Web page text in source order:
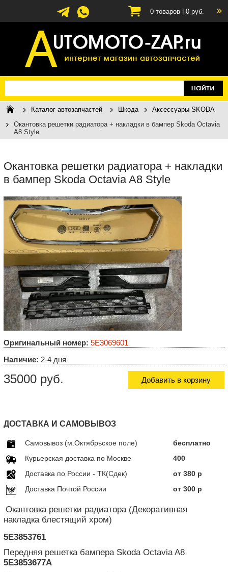
0 товаров | 0 руб.
Каталог автозапчастей Шкода
Аксессуары SKODA
Окантовка решетки радиатора + накладки в бампер Skoda Octavia
A8 Style
Окантовка решетки радиатора + накладки
в бампер Skoda Octavia A8 Style
Оригинальный номер: 5E3069601
Наличие: 2-4 дня
35000 руб. Добавить в корзину
ДОСТАВКА И САМОВЫВОЗ
Самовывоз (м.Октябрьское поле)
бесплатно
Курьерская доставка по Москве
400
Доставка по Росcии - ТК(Сдек)
от 380 р
Доставка Почтой России
от 300 р
Окантовка решетки радиатора (Декоративная
накладка блестящий хром)
5E3853761
Передняя решетка бампера Skoda Octavia A8
5E3853677A